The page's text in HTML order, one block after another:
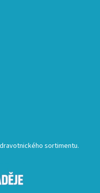
sortimentu.